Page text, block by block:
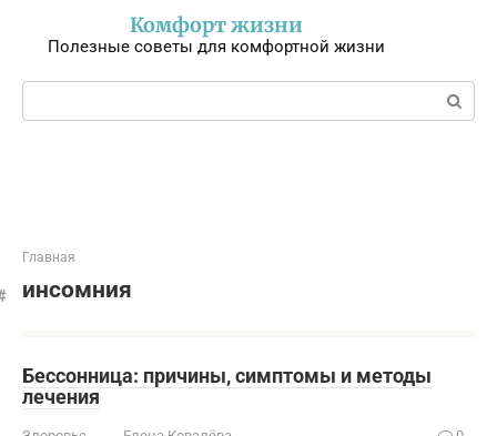
Комфорт жизни
Полезные советы для комфортной жизни
Поиск:
Главная
инсомния
Бессонница: причины, симптомы и методы
лечения